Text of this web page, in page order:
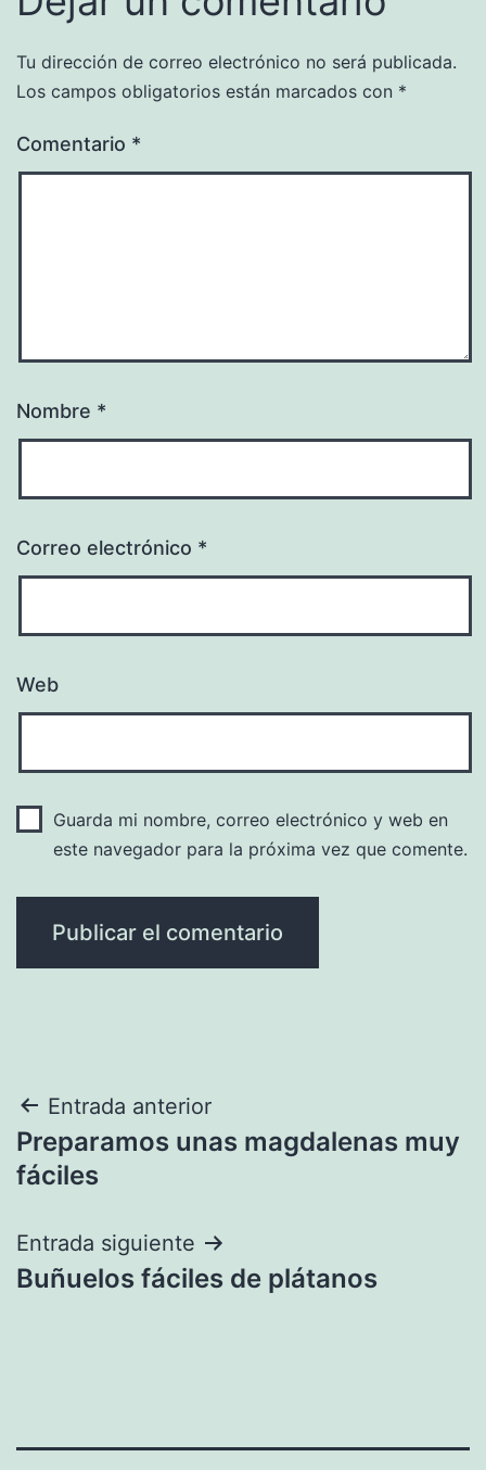
Tu dirección de correo electrónico no será publicada.
Los campos obligatorios están marcados con *
Comentario *
Nombre *
Correo electrónico *
Web
Guarda mi nombre, correo electrónico y web en
este navegador para la próxima vez que comente.
Navegación
de
Entrada anterior
Preparamos unas magdalenas muy
fáciles
Entrada siguiente
Buñuelos fáciles de plátanos